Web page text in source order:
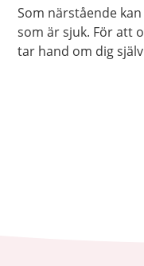
Som närstående
som är sjuk. För att
tar hand om dig